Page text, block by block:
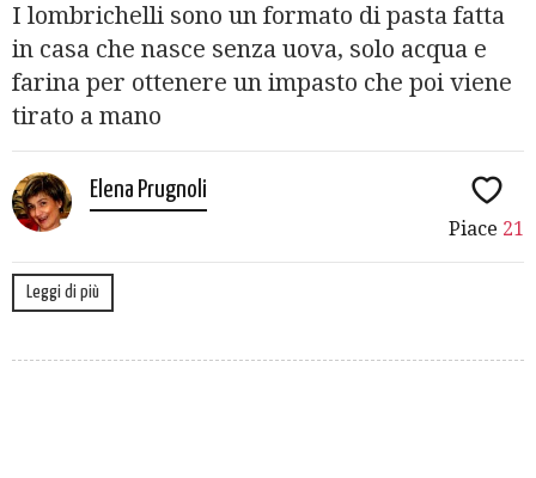
I lombrichelli sono un formato di pasta fatta
in casa che nasce senza uova, solo acqua e
farina per ottenere un impasto che poi viene
tirato a mano
Elena Prugnoli
Piace 21
Leggi di più